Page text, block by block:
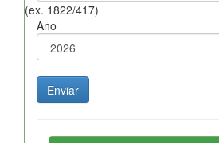
(ex. 1822/417)
Ano